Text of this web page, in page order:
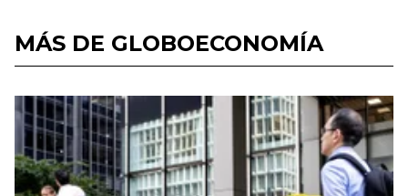
MÁS DE GLOBOECONOMÍA